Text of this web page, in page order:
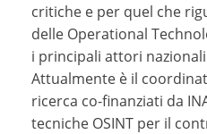
critiche e per quel che
delle Operational
i principali attori
Attualmente è il
ricerca co-finanziati da
tecniche OSINT per il